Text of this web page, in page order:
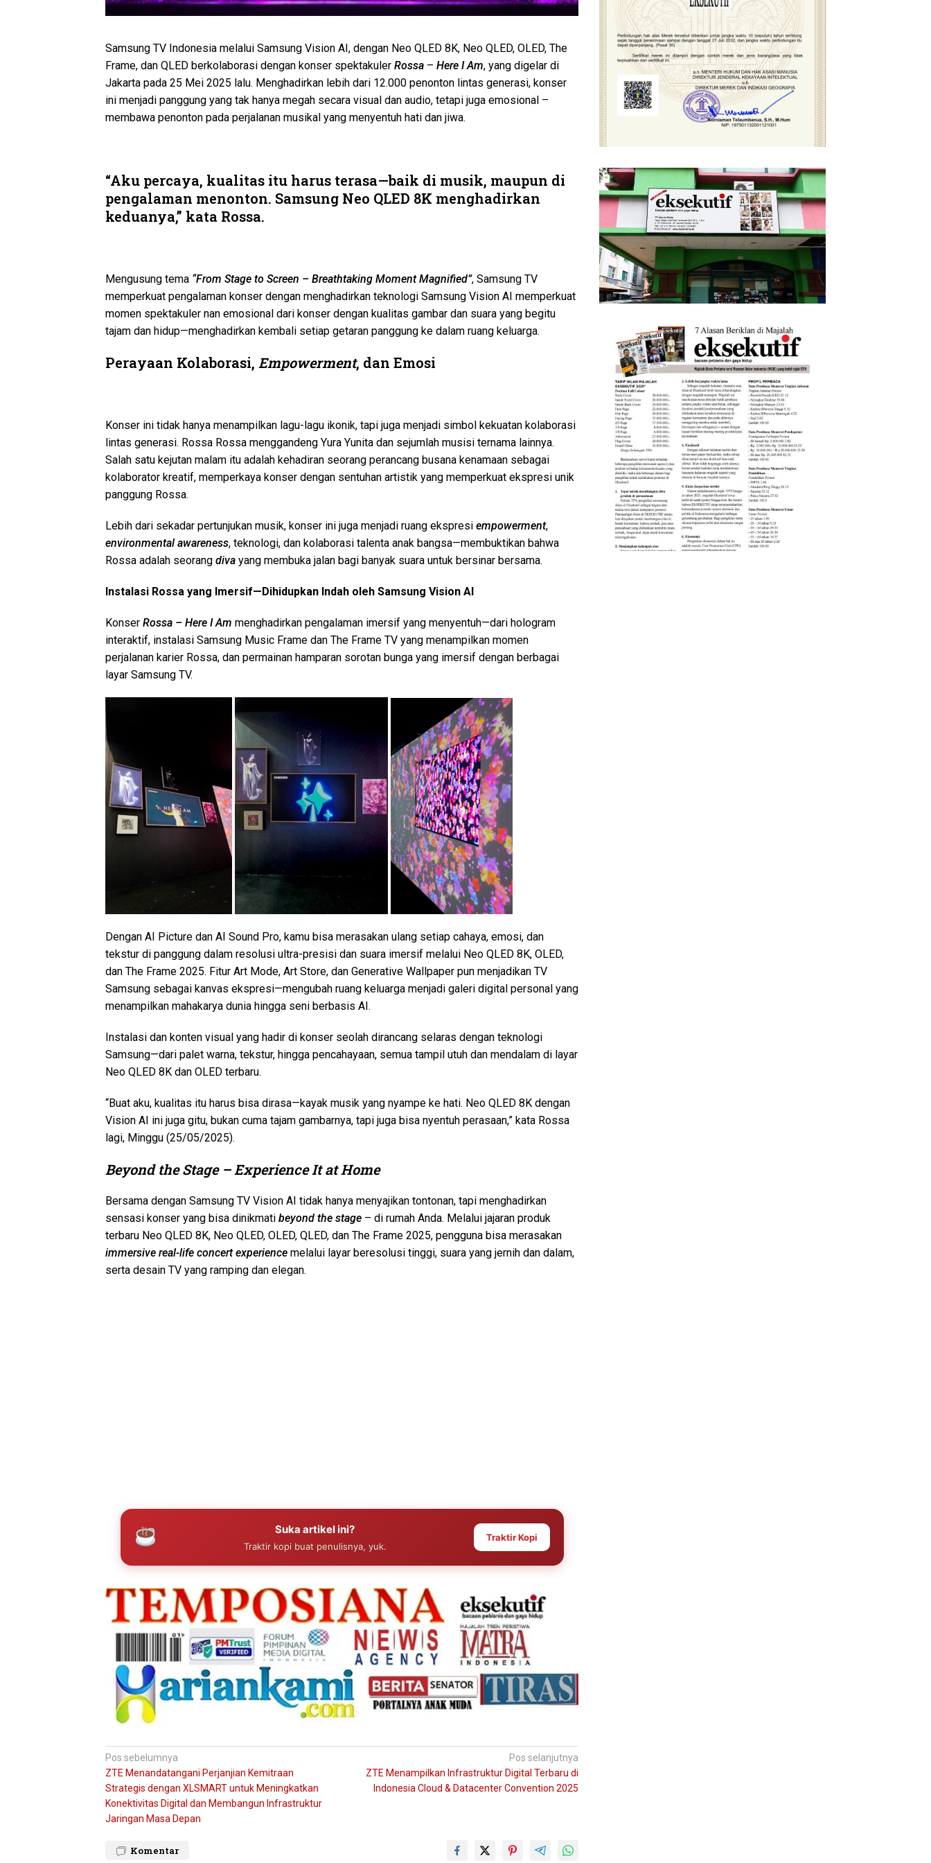
Samsung TV Indonesia melalui Samsung Vision AI, dengan Neo QLED 8K, Neo QLED, OLED, The
Frame, dan QLED berkolaborasi dengan konser spektakuler Rossa – Here I Am, yang digelar di
Jakarta pada 25 Mei 2025 lalu. Menghadirkan lebih dari 12.000 penonton lintas generasi, konser
ini menjadi panggung yang tak hanya megah secara visual dan audio, tetapi juga emosional –
membawa penonton pada perjalanan musikal yang menyentuh hati dan jiwa.
“Aku percaya, kualitas itu harus terasa—baik di musik, maupun di
pengalaman menonton. Samsung Neo QLED 8K menghadirkan
keduanya,” kata Rossa.
Mengusung tema “From Stage to Screen – Breathtaking Moment Magnified”, Samsung TV
memperkuat pengalaman konser dengan menghadirkan teknologi Samsung Vision AI memperkuat
momen spektakuler nan emosional dari konser dengan kualitas gambar dan suara yang begitu
tajam dan hidup—menghadirkan kembali setiap getaran panggung ke dalam ruang keluarga.
Perayaan Kolaborasi, Empowerment, dan Emosi
Konser ini tidak hanya menampilkan lagu-lagu ikonik, tapi juga menjadi simbol kekuatan kolaborasi
lintas generasi. Rossa Rossa menggandeng Yura Yunita dan sejumlah musisi ternama lainnya.
Salah satu kejutan malam itu adalah kehadiran seorang perancang busana kenamaan sebagai
kolaborator kreatif, memperkaya konser dengan sentuhan artistik yang memperkuat ekspresi unik
panggung Rossa.
Lebih dari sekadar pertunjukan musik, konser ini juga menjadi ruang ekspresi empowerment,
environmental awareness, teknologi, dan kolaborasi talenta anak bangsa—membuktikan bahwa
Rossa adalah seorang diva yang membuka jalan bagi banyak suara untuk bersinar bersama.
Instalasi Rossa yang Imersif—Dihidupkan Indah oleh Samsung Vision AI
Konser Rossa – Here I Am menghadirkan pengalaman imersif yang menyentuh—dari hologram
interaktif, instalasi Samsung Music Frame dan The Frame TV yang menampilkan momen
perjalanan karier Rossa, dan permainan hamparan sorotan bunga yang imersif dengan berbagai
layar Samsung TV.
Dengan AI Picture dan AI Sound Pro, kamu bisa merasakan ulang setiap cahaya, emosi, dan
tekstur di panggung dalam resolusi ultra-presisi dan suara imersif melalui Neo QLED 8K, OLED,
dan The Frame 2025. Fitur Art Mode, Art Store, dan Generative Wallpaper pun menjadikan TV
Samsung sebagai kanvas ekspresi—mengubah ruang keluarga menjadi galeri digital personal yang
menampilkan mahakarya dunia hingga seni berbasis AI.
Instalasi dan konten visual yang hadir di konser seolah dirancang selaras dengan teknologi
Samsung—dari palet warna, tekstur, hingga pencahayaan, semua tampil utuh dan mendalam di layar
Neo QLED 8K dan OLED terbaru.
“Buat aku, kualitas itu harus bisa dirasa—kayak musik yang nyampe ke hati. Neo QLED 8K dengan
Vision AI ini juga gitu, bukan cuma tajam gambarnya, tapi juga bisa nyentuh perasaan,” kata Rossa
lagi, Minggu (25/05/2025).
Beyond the Stage – Experience It at Home
Bersama dengan Samsung TV Vision AI tidak hanya menyajikan tontonan, tapi menghadirkan
sensasi konser yang bisa dinikmati beyond the stage – di rumah Anda. Melalui jajaran produk
terbaru Neo QLED 8K, Neo QLED, OLED, QLED, dan The Frame 2025, pengguna bisa merasakan
immersive real-life concert experience melalui layar beresolusi tinggi, suara yang jernih dan dalam,
serta desain TV yang ramping dan elegan.
Suka artikel ini?
Traktir kopi buat penulisnya, yuk.
Traktir Kopi
Navigasi
pos
Pos sebelumnya
ZTE Menandatangani Perjanjian Kemitraan
Strategis dengan XLSMART untuk Meningkatkan
Konektivitas Digital dan Membangun Infrastruktur
Jaringan Masa Depan
Pos selanjutnya
ZTE Menampilkan Infrastruktur Digital Terbaru di
Indonesia Cloud & Datacenter Convention 2025
Komentar